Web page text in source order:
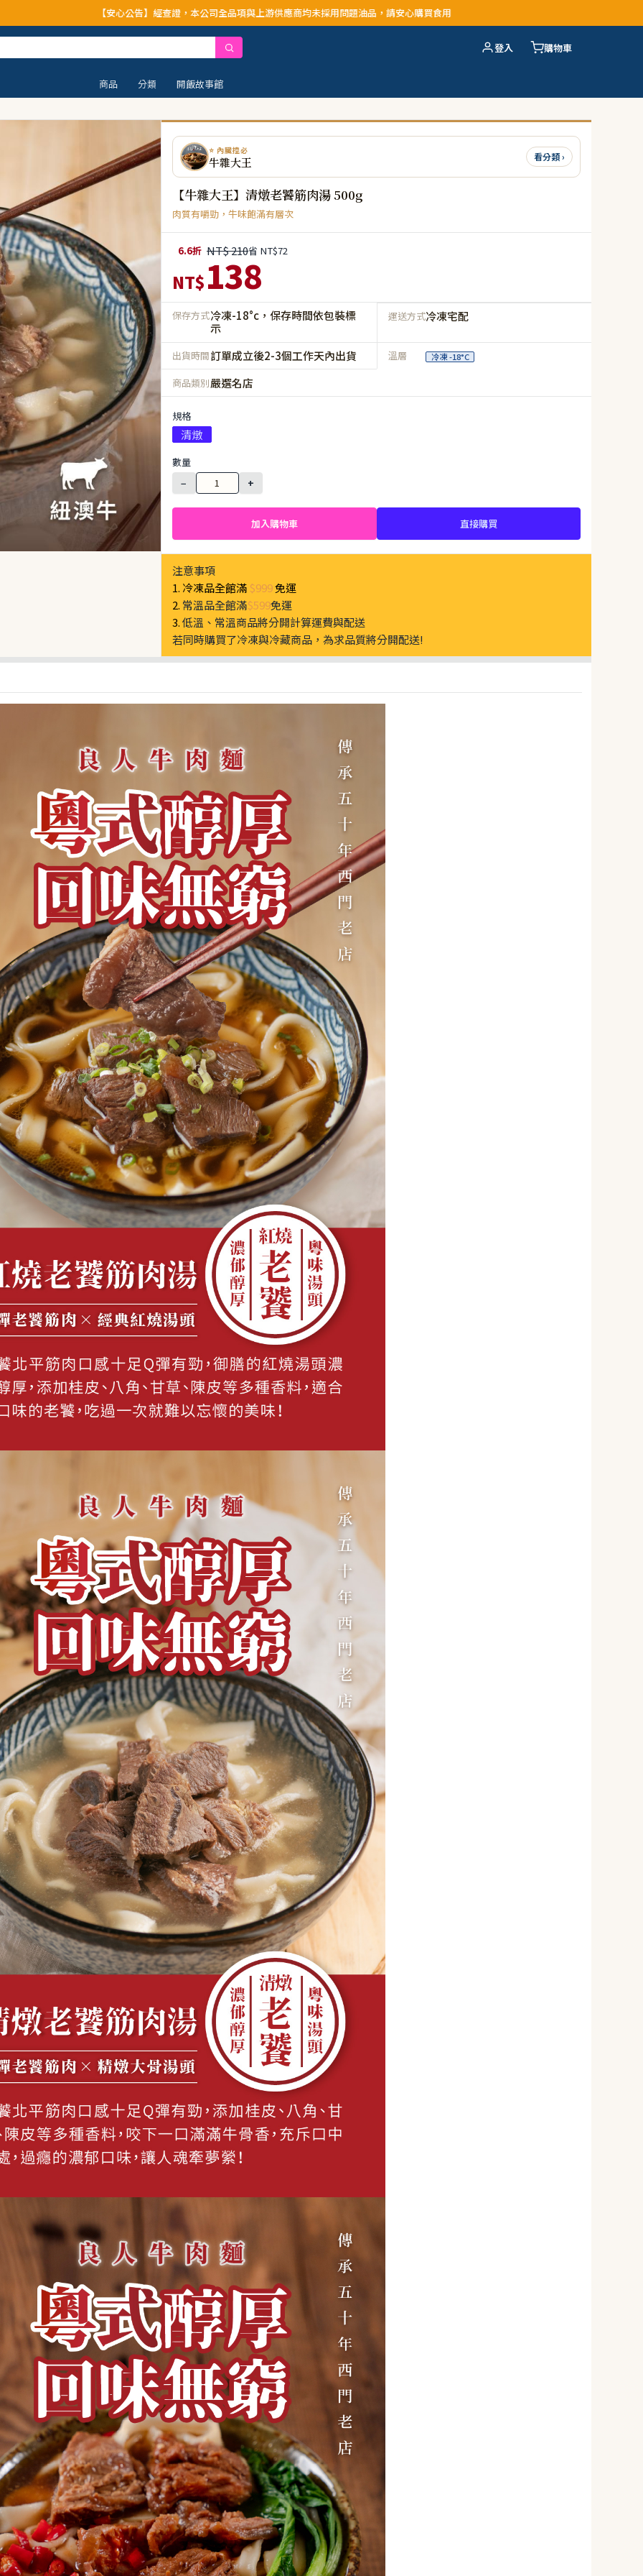
【安心公告】經查證，本公司全品項與上游供應商均未採用問題油品，請安心購買食用
登入 購物車
商品 分類 開飯故事館
⭐ 內臟控必
牛雜大王 看分類 ›
【牛雜大王】清燉老饕筋肉湯 500g
肉質有嚼勁，牛味飽滿有層次
6.6折 NT$ 210省 NT$72
NT$138
保存方式冷凍-18°c，保存時間依包裝標
示
運送方式冷凍宅配
出貨時間訂單成立後2-3個工作天內出貨 溫層 冷凍 -18°C
商品類別嚴選名店
規格
清燉
數量
−
+
加入購物車 直接購買
注意事項
1. 冷凍品全館滿 $999免運
2. 常溫品全館滿$599免運
3.低溫、常溫商品將分開計算運費與配送
若同時購買了冷凍與冷藏商品，為求品質將分開配送!